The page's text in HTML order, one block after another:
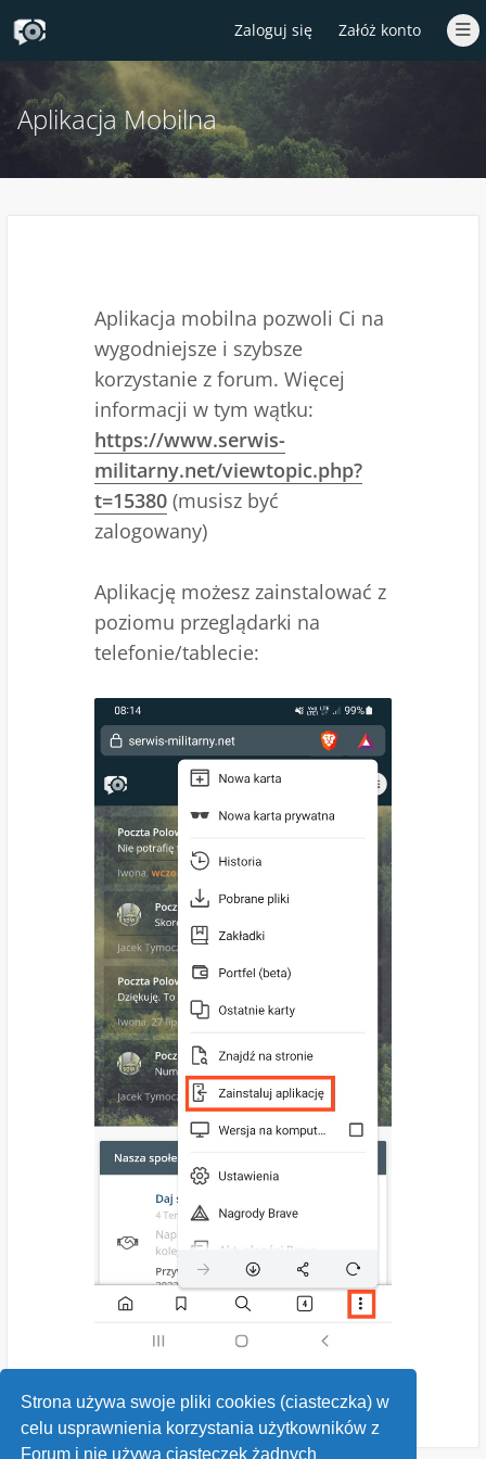
Strona używa swoje pliki cookies (ciasteczka) w
celu usprawnienia korzystania użytkowników z
Forum i nie używa ciasteczek żadnych
Zaloguj się Załóż konto
Aplikacja Mobilna
Aplikacja mobilna pozwoli Ci na
wygodniejsze i szybsze
korzystanie z forum. Więcej
informacji w tym wątku:
https://www.serwis-
militarny.net/viewtopic.php?
t=15380 (musisz być
zalogowany)
Aplikację możesz zainstalować z
poziomu przeglądarki na
telefonie/tablecie: